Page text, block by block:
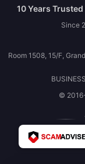
10 Years
Since
Room 1508, 15/F,
©